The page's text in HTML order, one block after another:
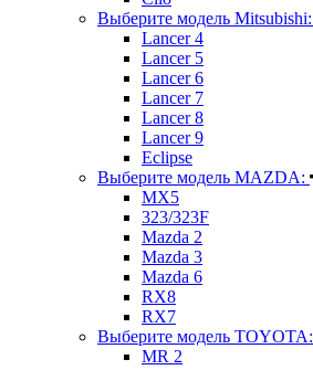
Выберите модель Mitsubishi:
Lancer 4
Lancer 5
Lancer 6
Lancer 7
Lancer 8
Lancer 9
Eclipse
Выберите модель MAZDA:
MX5
323/323F
Mazda 2
Mazda 3
Mazda 6
RX8
RX7
Выберите модель TOYOTA:
MR 2